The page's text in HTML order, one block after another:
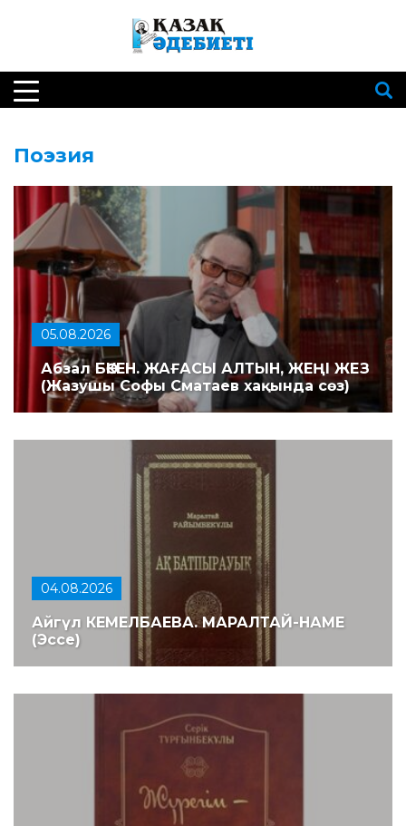
Поэзия
05.08.2026
Абзал БӨКЕН. ЖАҒАСЫ АЛТЫН, ЖЕҢІ ЖЕЗ
(Жазушы Софы Сматаев хақында сөз)
04.08.2026
Айгүл КЕМЕЛБАЕВА. МАРАЛТАЙ-НАМЕ
(Эссе)